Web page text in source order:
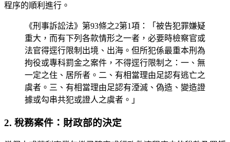
程序的順利進行。
《刑事訴訟法》第93條之2第1項：「被告犯罪嫌疑
重大，而有下列各款情形之一者，必要時檢察官或
法官得逕行限制出境、出海。但所犯係最重本刑為
拘役或專科罰金之案件，不得逕行限制之：一、無
一定之住、居所者。二、有相當理由足認有逃亡之
虞者。三、有相當理由足認有湮滅、偽造、變造證
據或勾串共犯或證人之虞者。」
2. 稅務案件：財政部的決定